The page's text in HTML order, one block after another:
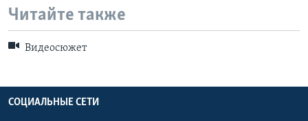
Читайте также
Видеосюжет
СОЦИАЛЬНЫЕ СЕТИ